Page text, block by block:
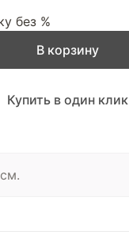
без %
В корзину
Купить в один клик